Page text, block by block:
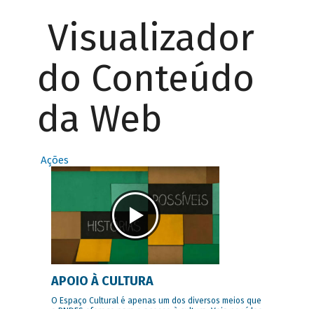
Visualizador
do Conteúdo
da Web
Ações
APOIO À CULTURA
O Espaço Cultural é apenas um dos diversos meios que